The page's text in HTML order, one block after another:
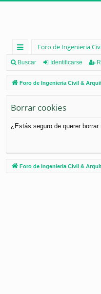
nl
ac
es
rá
pi
os
Foro de Ingenieria
Buscar Identificarse
Foro de Ingenieria Civil &
Borrar cookies
¿Estás seguro de querer
Foro de Ingenieria Civil &